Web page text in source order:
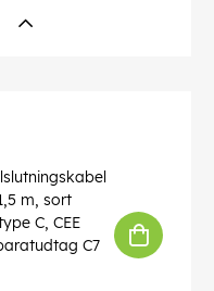
m, sort
C, CEE
C7